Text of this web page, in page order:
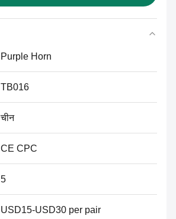
Purple Horn
TB016
चीन
CE CPC
5
USD15-USD30 per pair